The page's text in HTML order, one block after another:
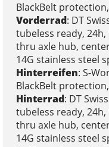
BlackBelt
Vorderrad: DT
tubeless ready,
thru axle hub,
14G stainless steel
Hinterreifen: S-
BlackBelt
Hinterrad: DT
tubeless ready,
thru axle hub,
14G stainless steel